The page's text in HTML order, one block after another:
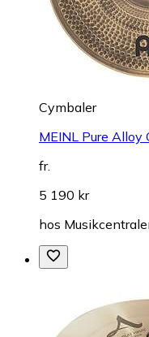
Cymbaler
MEINL Pure Alloy
fr.
5 190 kr
hos